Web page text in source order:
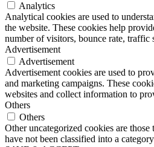
Analytics
Analytical cookies are used to
the website. These cookies help
number of visitors, bounce rate, traffic
Advertisement
Advertisement
Advertisement cookies are used to
and marketing campaigns. These
websites and collect information to
Others
Others
Other uncategorized cookies are those
have not been classified into a